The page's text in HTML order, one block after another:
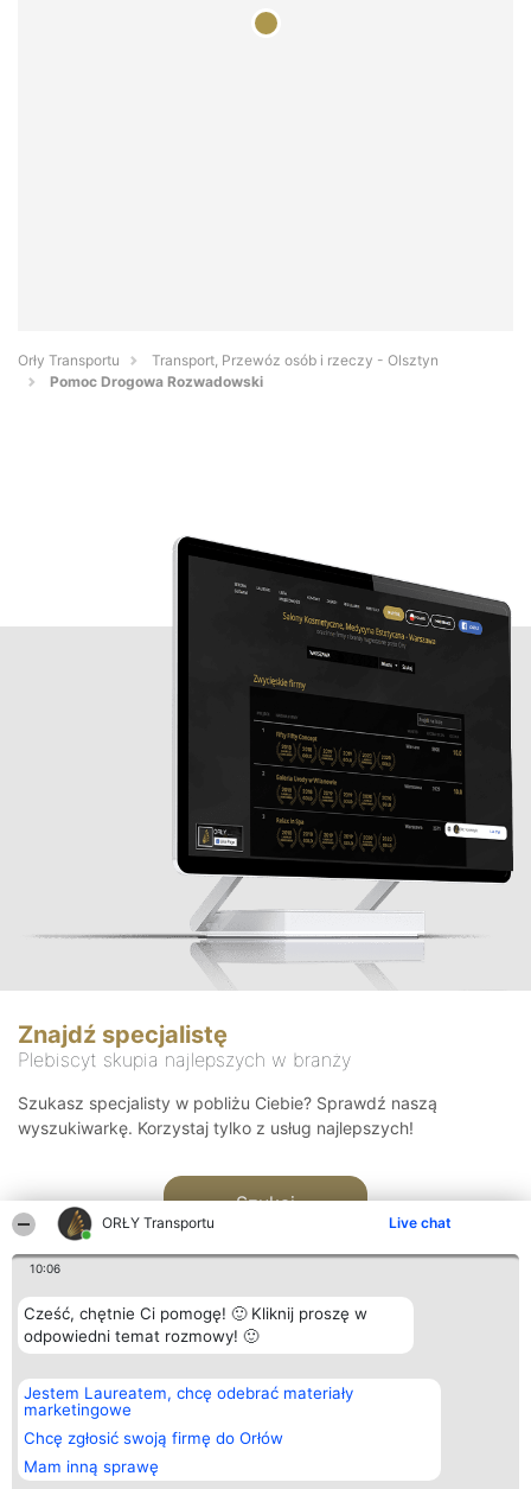
ORŁY Transportu Live chat
10:06
Cześć, chętnie Ci pomogę! 🙂 Kliknij proszę w
odpowiedni temat rozmowy! 🙂
Jestem Laureatem, chcę odebrać materiały
marketingowe
Chcę zgłosić swoją firmę do Orłów
Mam inną sprawę
Orły Transportu
Transport, Przewóz osób i rzeczy - Olsztyn
Pomoc Drogowa Rozwadowski
Znajdź specjalistę
Plebiscyt skupia najlepszych w branży
Szukasz specjalisty w pobliżu Ciebie? Sprawdź naszą
wyszukiwarkę. Korzystaj tylko z usług najlepszych!
Szukaj
Organizator plebiscytu
Bright Side Solutions sp. z o.
o. sp. k.
ul. Ruska 22
Wrocław 50-079
KRS 0000749100 | Regon
381313360 | NIP 8943132676
Plebiscyt
Laureaci
wszystkich
Laureatów
Regulamin
Kontakt
Kontakt